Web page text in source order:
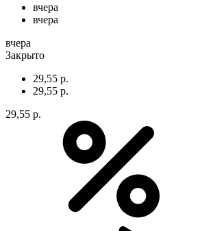
вчера
вчера
вчера
Закрыто
29,55 р.
29,55 р.
29,55 р.